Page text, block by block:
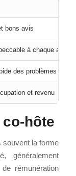
bons avis
à chaque arrivée
des problèmes
et revenu
hôte
souvent la forme
généralement
rémunération